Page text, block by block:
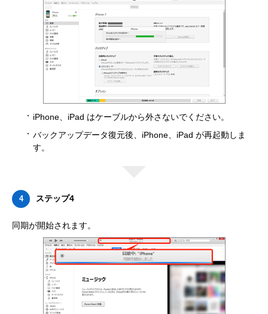
iPhone、iPad はケーブルから外さないでください。
バックアップデータ復元後、iPhone、iPad が再起動しま
す。
4 ステップ4
同期が開始されます。